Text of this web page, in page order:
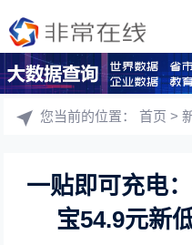
您当前的位置：首页 >
一贴即可充电
宝54.9元新